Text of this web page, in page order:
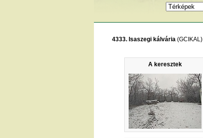
4333. Isaszegi kálvária (GCIKAL)
A keresztek